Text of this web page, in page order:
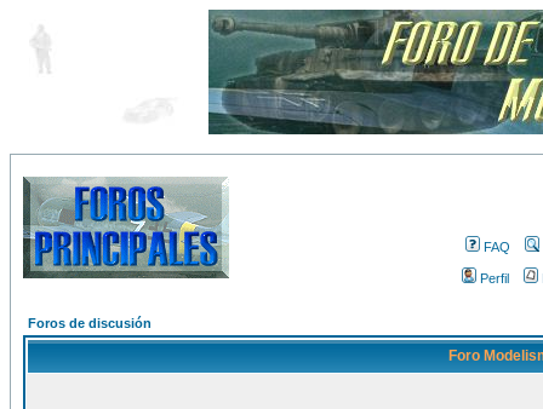
FAQ
Perfil
Foros de discusión
Foro